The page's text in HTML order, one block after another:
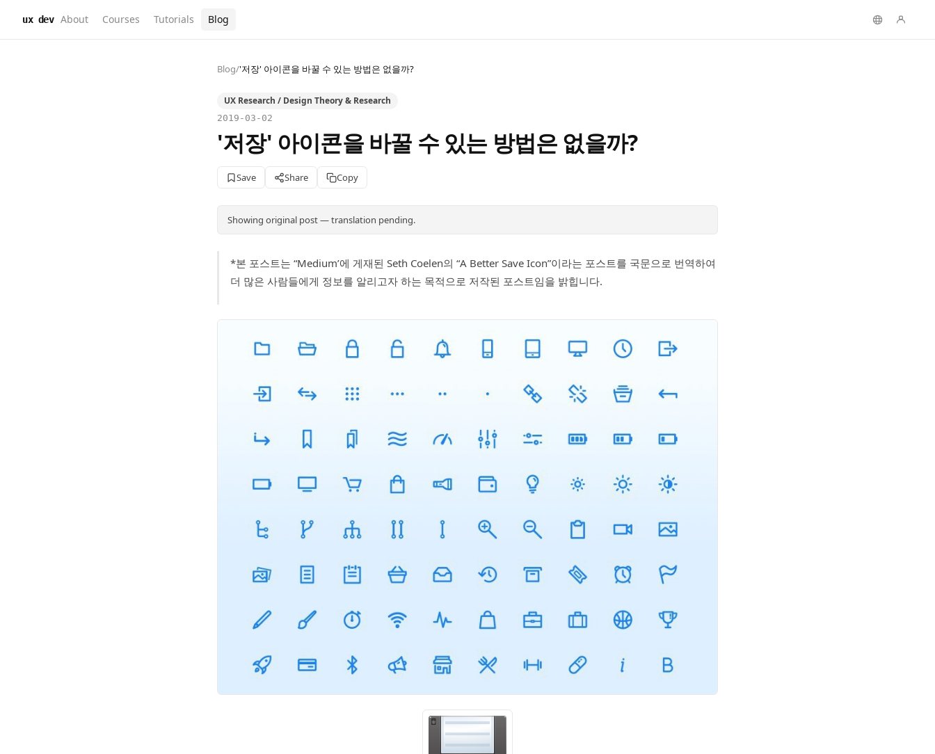
ux dev About Courses Tutorials Blog
Blog/'저장' 아이콘을 바꿀 수 있는 방법은 없을까?
UX Research / Design Theory & Research
2019-03-02
'저장' 아이콘을 바꿀 수 있는 방법은 없을까?
Save Share Copy
Showing original post — translation pending.
*본 포스트는 “Medium’에 게재된 Seth Coelen의 “A Better Save Icon”이라는 포스트를 국문으로 번역하여
더 많은 사람들에게 정보를 알리고자 하는 목적으로 저작된 포스트임을 밝힙니다.